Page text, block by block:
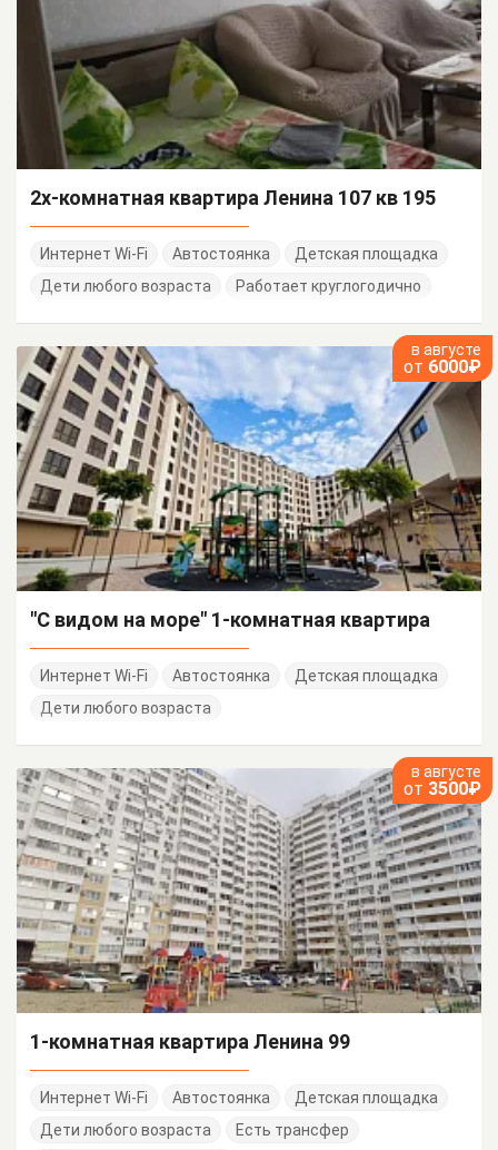
2х-комнатная квартира Ленина 107 кв 195
Интернет Wi-Fi Автостоянка
Детская площадка
Дети любого возраста
Работает круглогодично
в августе
от 6000₽
"С видом на море" 1-комнатная квартира
Интернет Wi-Fi Автостоянка
Детская площадка
Дети любого возраста
в августе
от 3500₽
1-комнатная квартира Ленина 99
Интернет Wi-Fi Автостоянка
Детская площадка
Дети любого возраста
Есть трансфер